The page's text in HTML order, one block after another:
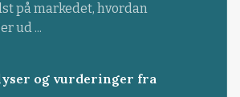
på markedet, hvordan
ud ...
og vurderinger fra